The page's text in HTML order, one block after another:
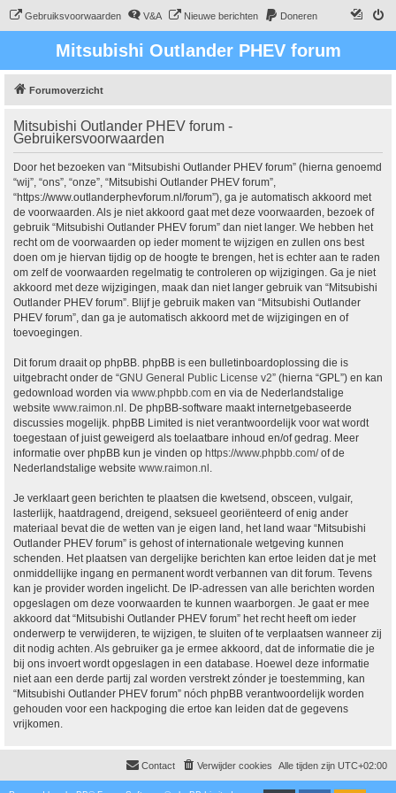
Gebruiksvoorwaarden V&A Nieuwe berichten Doneren
Mitsubishi Outlander PHEV forum
Forumoverzicht
Mitsubishi Outlander PHEV forum -
Gebruikersvoorwaarden
Door het bezoeken van “Mitsubishi Outlander PHEV forum” (hierna genoemd
“wij”, “ons”, “onze”, “Mitsubishi Outlander PHEV forum”,
“https://www.outlanderphevforum.nl/forum”), ga je automatisch akkoord met
de voorwaarden. Als je niet akkoord gaat met deze voorwaarden, bezoek of
gebruik “Mitsubishi Outlander PHEV forum” dan niet langer. We hebben het
recht om de voorwaarden op ieder moment te wijzigen en zullen ons best
doen om je hiervan tijdig op de hoogte te brengen, het is echter aan te raden
om zelf de voorwaarden regelmatig te controleren op wijzigingen. Ga je niet
akkoord met deze wijzigingen, maak dan niet langer gebruik van “Mitsubishi
Outlander PHEV forum”. Blijf je gebruik maken van “Mitsubishi Outlander
PHEV forum”, dan ga je automatisch akkoord met de wijzigingen en of
toevoegingen.
Dit forum draait op phpBB. phpBB is een bulletinboardoplossing die is
uitgebracht onder de “GNU General Public License v2” (hierna “GPL”) en kan
gedownload worden via www.phpbb.com en via de Nederlandstalige
website www.raimon.nl . De phpBB-software maakt internetgebaseerde
discussies mogelijk. phpBB Limited is niet verantwoordelijk voor wat wordt
toegestaan of juist geweigerd als toelaatbare inhoud en/of gedrag. Meer
informatie over phpBB kun je vinden op https://www.phpbb.com/of de
Nederlandstalige website www.raimon.nl .
Je verklaart geen berichten te plaatsen die kwetsend, obsceen, vulgair,
lasterlijk, haatdragend, dreigend, seksueel georiënteerd of enig ander
materiaal bevat die de wetten van je eigen land, het land waar “Mitsubishi
Outlander PHEV forum” is gehost of internationale wetgeving kunnen
schenden. Het plaatsen van dergelijke berichten kan ertoe leiden dat je met
onmiddellijke ingang en permanent wordt verbannen van dit forum. Tevens
kan je provider worden ingelicht. De IP-adressen van alle berichten worden
opgeslagen om deze voorwaarden te kunnen waarborgen. Je gaat er mee
akkoord dat “Mitsubishi Outlander PHEV forum” het recht heeft om ieder
onderwerp te verwijderen, te wijzigen, te sluiten of te verplaatsen wanneer zij
dit nodig achten. Als gebruiker ga je ermee akkoord, dat de informatie die je
bij ons invoert wordt opgeslagen in een database. Hoewel deze informatie
niet aan een derde partij zal worden verstrekt zónder je toestemming, kan
“Mitsubishi Outlander PHEV forum” nóch phpBB verantwoordelijk worden
gehouden voor een hackpoging die ertoe kan leiden dat de gegevens
vrijkomen.
Alle tijden zijn UTC+02:00
Verwijder cookies
Contact